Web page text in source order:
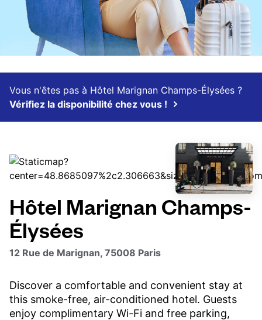
Vous n'êtes pas à Hôtel Marignan Champs-Élysées ?
Vérifiez la disponibilité chez vous !
Hôtel Marignan Champs-
Élysées
12 Rue de Marignan, 75008 Paris
Discover a comfortable and convenient stay at
this smoke-free, air-conditioned hotel. Guests
enjoy complimentary Wi-Fi and free parking,